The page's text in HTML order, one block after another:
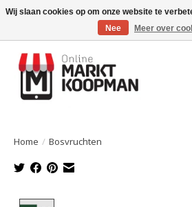
Voor 15:00 besteld, morgen in huis!
Home / Bosvruchten
Wij slaan cookies op om onze website te
Nee
Meer over